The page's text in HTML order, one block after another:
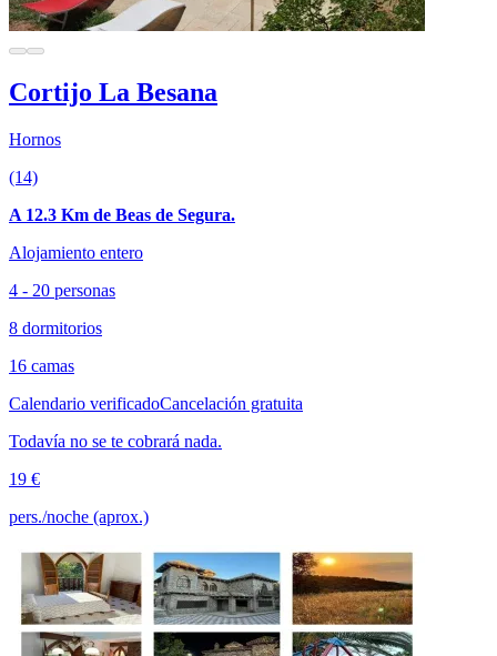
Cortijo La Besana
Hornos
(14)
A 12.3 Km de Beas de Segura.
Alojamiento entero
4 - 20 personas
8 dormitorios
16 camas
Calendario verificadoCancelación gratuita
Todavía no se te cobrará nada.
19 €
pers./noche (aprox.)